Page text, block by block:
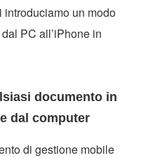
un modo
PC all’iPhone in
documento in
dal computer
di gestione mobile